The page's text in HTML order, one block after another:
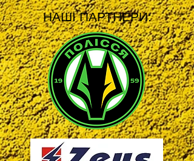
НАШІ ПАРТНЕРИ: